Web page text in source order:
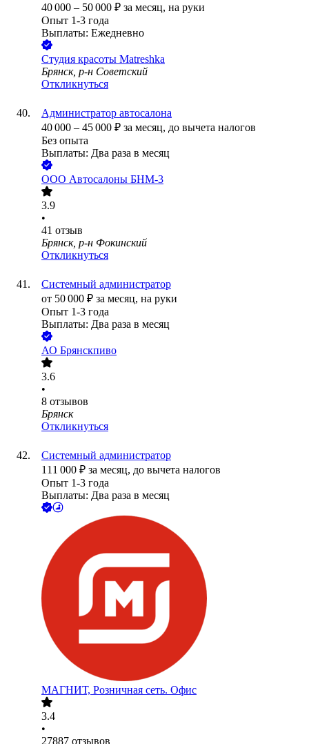
40 000 – 50 000 ₽ за месяц, на руки
Опыт 1-3 года
Выплаты: Ежедневно
Студия красоты Matreshka
Брянск, р-н Советский
Откликнуться
Администратор автосалона
40 000 – 45 000 ₽ за месяц, до вычета налогов
Без опыта
Выплаты: Два раза в месяц
ООО Автосалоны БНМ-3
3.9
•
41 отзыв
Брянск, р-н Фокинский
Откликнуться
Системный администратор
от 50 000 ₽ за месяц, на руки
Опыт 1-3 года
Выплаты: Два раза в месяц
АО Брянскпиво
3.6
•
8 отзывов
Брянск
Откликнуться
Системный администратор
111 000 ₽ за месяц, до вычета налогов
Опыт 1-3 года
Выплаты: Два раза в месяц
МАГНИТ, Розничная сеть. Офис
3.4
•
27887 отзывов